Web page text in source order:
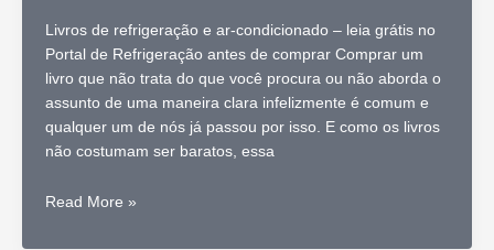
Livros de refrigeração e ar-condicionado – leia grátis no
Portal de Refrigeração antes de comprar Comprar um
livro que não trata do que você procura ou não aborda o
assunto de uma maneira clara infelizmente é comum e
qualquer um de nós já passou por isso. E como os livros
não costumam ser baratos, essa
Livros
Read More »